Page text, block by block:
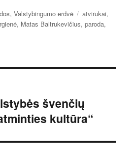
,Valstybingumo erdvė Žymos
atvirukai,
, Matas Baltrukevičius,paroda,
švenčių
kultūra“